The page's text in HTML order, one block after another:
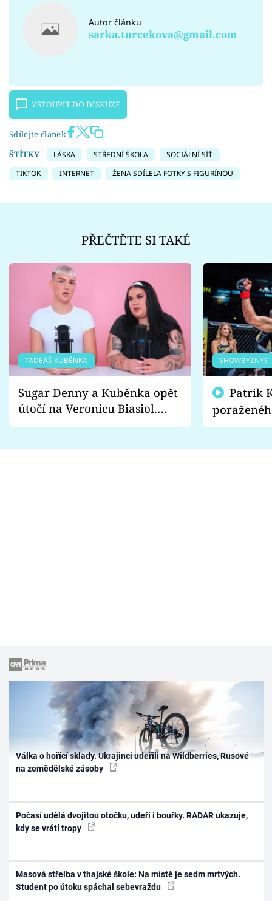
Autor článku
sarka.turcekova@gmail.com
VSTOUPIT DO DISKUZE
Sdílejte článek
ŠTÍTKY
LÁSKA STŘEDNÍ ŠKOLA
SOCIÁLNÍ SÍŤ
TIKTOK
INTERNET ŽENA SDÍLELA FOTKY S FIGURÍNOU
PŘEČTĚTE SI TAKÉ
TADEÁŠ KUBĚNKA
Sugar Denny a Kuběnka opět
útočí na Veronicu Biasiol.
Proč je podle nich falešná a
SHOWBYZNYS
fanoušci
Válka o hořící sklady. Ukrajinci udeřili na Wildberries, Rusové
na zemědělské zásoby
Počasí udělá dvojitou otočku, udeří i bouřky. RADAR ukazuje,
kdy se vrátí tropy
Masová střelba v thajské škole: Na místě je sedm mrtvých.
Student po útoku spáchal sebevraždu